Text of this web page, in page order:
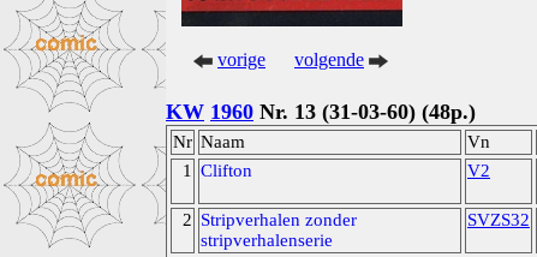
vorige volgende
KW 1960 Nr. 13 (31-03-60) (48p.)
Nr Naam Vn
1
Clifton V2
2 Stripverhalen zonder
stripverhalenserie
SVZS32